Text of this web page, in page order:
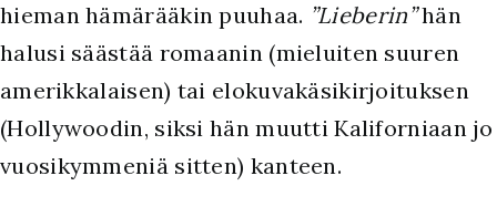
hieman hämärääkin puuhaa. ”Lieberin”hän
halusi säästää romaanin (mieluiten suuren
amerikkalaisen) tai elokuvakäsikirjoituksen
(Hollywoodin, siksi hän muutti Kaliforniaan jo
vuosikymmeniä sitten) kanteen.